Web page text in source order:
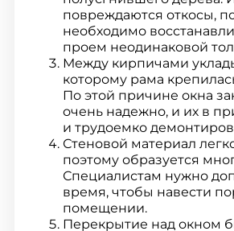
повреждаются откосы,
необходимо
проем неодинаковой
Между кирпичами
которому рама
По этой причине окна
очень надежно, и их в
и трудоемко
Стеновой материал
поэтому образуется
Специалистам нужно
время, чтобы навести
помещении.
Перекрытие над окном